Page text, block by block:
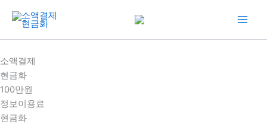
건
너
뛰
기
소액결제
현금화
100만원
정보이용료
현금화